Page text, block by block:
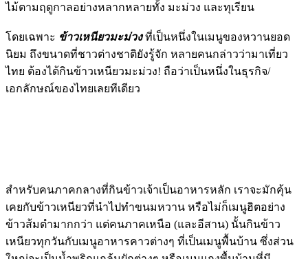
ไม้ตามฤดูกาลอย่างหลากหลายทั้ง มะม่วง และทุเรียน
โดยเฉพาะ ข้าวเหนียวมะม่วงที่เป็นหนึ่งในเมนูของหวานยอด
นิยม ถึงขนาดที่ชาวต่างชาติยังรู้จัก หลายคนกล่าวว่ามาเที่ยว
ไทย ต้องได้กินข้าวเหนียวมะม่วง! ถือว่าเป็นหนึ่งในธุรกิจ/
เอกลักษณ์ของไทยเลยทีเดียว
สำหรับคนภาคกลางที่กินข้าวเจ้าเป็นอาหารหลัก เราจะมักคุ้น
เคยกับข้าวเหนียวที่นำไปทำขนมหวาน หรือไม่ก็เมนูฮิตอย่าง
ข้าวส้มตำมากกว่า แต่คนภาคเหนือ (และอีสาน) นั้นกินข้าว
เหนียวทุกวันกับเมนูอาหารคาวต่างๆ ที่เป็นเมนูพื้นบ้าน ซึ่งส่วน